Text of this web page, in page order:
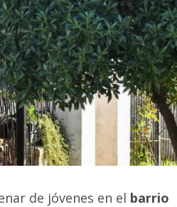
de jóvenes en el barrio